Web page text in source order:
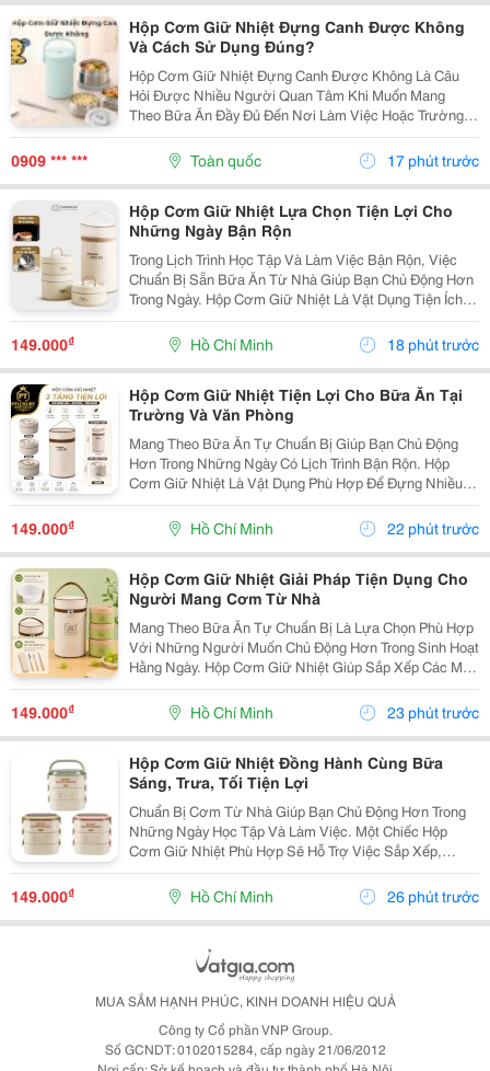
Hộp Cơm Giữ Nhiệt Đựng Canh Được Không
Và Cách Sử Dụng Đúng?
Hộp Cơm Giữ Nhiệt Đựng Canh Được Không Là Câu
Hỏi Được Nhiều Người Quan Tâm Khi Muốn Mang
Theo Bữa Ăn Đầy Đủ Đến Nơi Làm Việc Hoặc Trường
Học. So Với Cơm Hay Thức Ăn Khô, Canh Là Món Ăn
Có Nhiều Nước Nên Người Dùng Thường Lo Ngại Về
Khả Năng Giữ...
0909 *** *** Toàn quốc 17 phút trước
Hộp Cơm Giữ Nhiệt Lựa Chọn Tiện Lợi Cho
Những Ngày Bận Rộn
Trong Lịch Trình Học Tập Và Làm Việc Bận Rộn, Việc
Chuẩn Bị Sẵn Bữa Ăn Từ Nhà Giúp Bạn Chủ Động Hơn
Trong Ngày. Hộp Cơm Giữ Nhiệt Là Vật Dụng Tiện Ích,
Hỗ Trợ Mang Theo Cơm Và Các Món Ăn Một Cách Gọn
Gàng, Phù Hợp Với Nhiều Nhu Cầu Sử Dụng. Chọn...
149.000₫ Hồ Chí Minh 18 phút trước
Hộp Cơm Giữ Nhiệt Tiện Lợi Cho Bữa Ăn Tại
Trường Và Văn Phòng
Mang Theo Bữa Ăn Tự Chuẩn Bị Giúp Bạn Chủ Động
Hơn Trong Những Ngày Có Lịch Trình Bận Rộn. Hộp
Cơm Giữ Nhiệt Là Vật Dụng Phù Hợp Để Đựng Nhiều
Món Ăn, Dễ Dàng Mang Theo Khi Đi Học, Đi Làm Hoặc
Tham Gia Các Hoạt Động Bên Ngoài. Lựa Chọn Hộp Có
Nhiều...
149.000₫ Hồ Chí Minh 22 phút trước
Hộp Cơm Giữ Nhiệt Giải Pháp Tiện Dụng Cho
Người Mang Cơm Từ Nhà
Mang Theo Bữa Ăn Tự Chuẩn Bị Là Lựa Chọn Phù Hợp
Với Những Người Muốn Chủ Động Hơn Trong Sinh Hoạt
Hằng Ngày. Hộp Cơm Giữ Nhiệt Giúp Sắp Xếp Các Món
Ăn Gọn Gàng, Thuận Tiện Mang Đến Trường, Văn
Phòng Hoặc Sử Dụng Trong Những Chuyến Đi. Chọn
Hộp Cơm...
149.000₫ Hồ Chí Minh 23 phút trước
Hộp Cơm Giữ Nhiệt Đồng Hành Cùng Bữa
Sáng, Trưa, Tối Tiện Lợi
Chuẩn Bị Cơm Từ Nhà Giúp Bạn Chủ Động Hơn Trong
Những Ngày Học Tập Và Làm Việc. Một Chiếc Hộp
Cơm Giữ Nhiệt Phù Hợp Sẽ Hỗ Trợ Việc Sắp Xếp,
Mang Theo Và Sử Dụng Bữa Ăn Thuận Tiện Hơn, Đặc
Biệt Với Những Người Thường Xuyên Ăn Trưa Bên
Ngoài. Chọn...
149.000₫ Hồ Chí Minh 26 phút trước
MUA SẮM HẠNH PHÚC, KINH DOANH HIỆU QUẢ
Công ty Cổ phần VNP Group.
Số GCNDT: 0102015284, cấp ngày 21/06/2012